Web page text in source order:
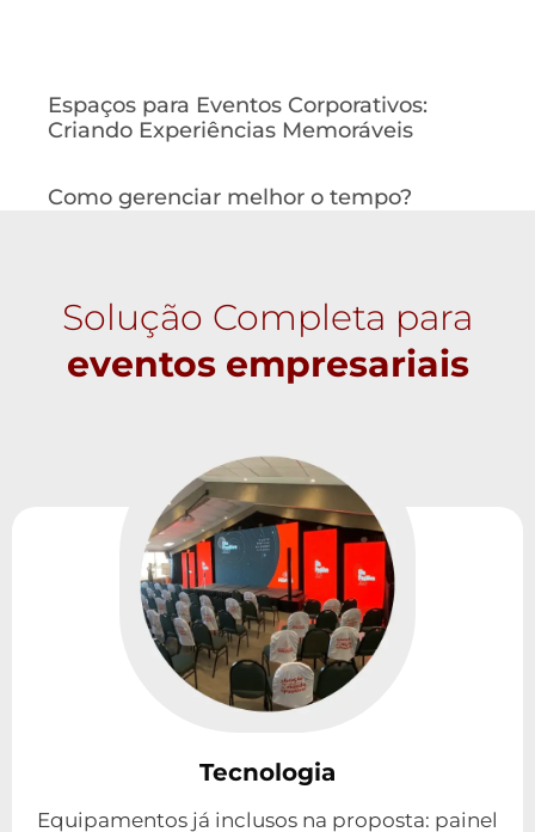
Espaços para Eventos Corporativos:
Criando Experiências Memoráveis
Como gerenciar melhor o tempo?
Solução Completa para
eventos empresariais
Tecnologia
Equipamentos já inclusos na proposta: painel